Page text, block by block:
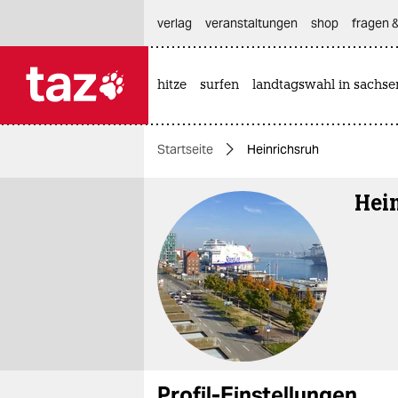
themen
politik
öko
gesellschaft
kultur
verlag
veranstaltungen shop fragen
hitze surfen landtagswahl in
Startseite Heinrichsruh